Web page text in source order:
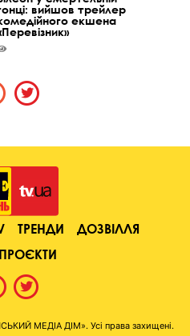
вийшов трейлер
екшена
ТРЕНДИ
ДОЗВІЛЛЯ
МЕДІА ДІМ». Усі права захищені.